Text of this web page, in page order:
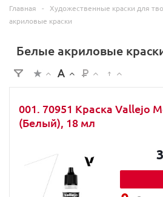
Главная - Художественные краски для
акриловые краски
Белые акриловые
001. 70951 Краска Vallejo
(Белый), 18 мл